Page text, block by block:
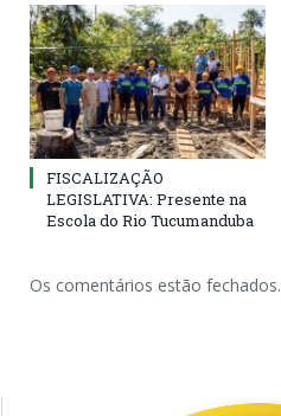
FISCALIZAÇÃO
LEGISLATIVA: Presente na
Escola do Rio Tucumanduba
Os comentários estão fechados.